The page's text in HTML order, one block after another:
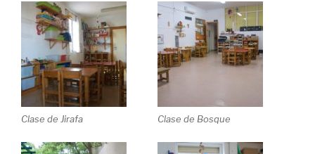
Clase de Jirafa Clase de Bosque